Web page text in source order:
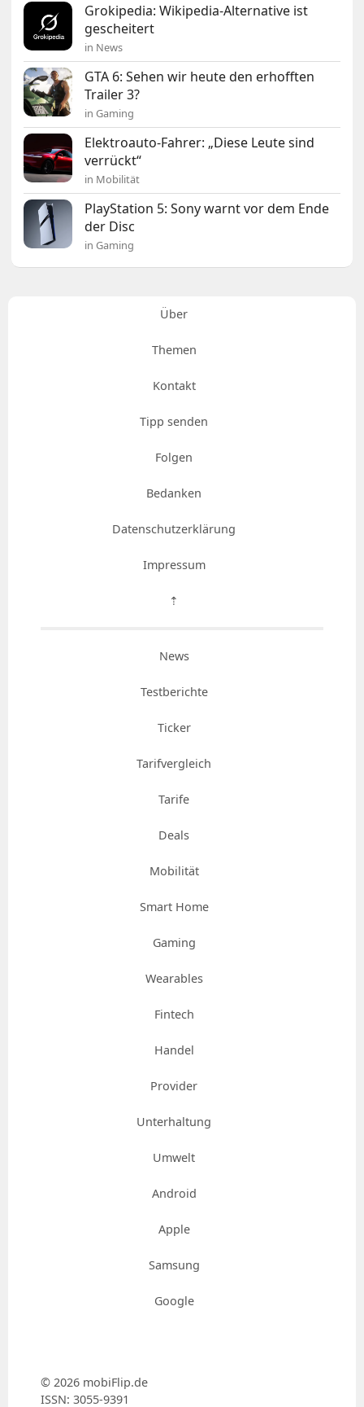
Grokipedia: Wikipedia-Alternative ist
gescheitert
in News
GTA 6: Sehen wir heute den erhofften
Trailer 3?
in Gaming
Elektroauto-Fahrer: „Diese Leute sind
verrückt“
in Mobilität
PlayStation 5: Sony warnt vor dem Ende
der Disc
in Gaming
Über
Themen
Kontakt
Tipp senden
Folgen
Bedanken
Datenschutzerklärung
Impressum
⇡
News
Testberichte
Ticker
Tarifvergleich
Tarife
Deals
Mobilität
Smart Home
Gaming
Wearables
Fintech
Handel
Provider
Unterhaltung
Umwelt
Android
Apple
Samsung
Google
© 2026 mobiFlip.de
ISSN: 3055-9391